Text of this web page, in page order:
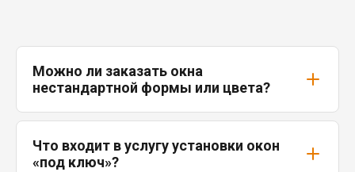
Можно ли заказать окна
нестандартной формы или цвета?
Что входит в услугу установки окон
«под ключ»?